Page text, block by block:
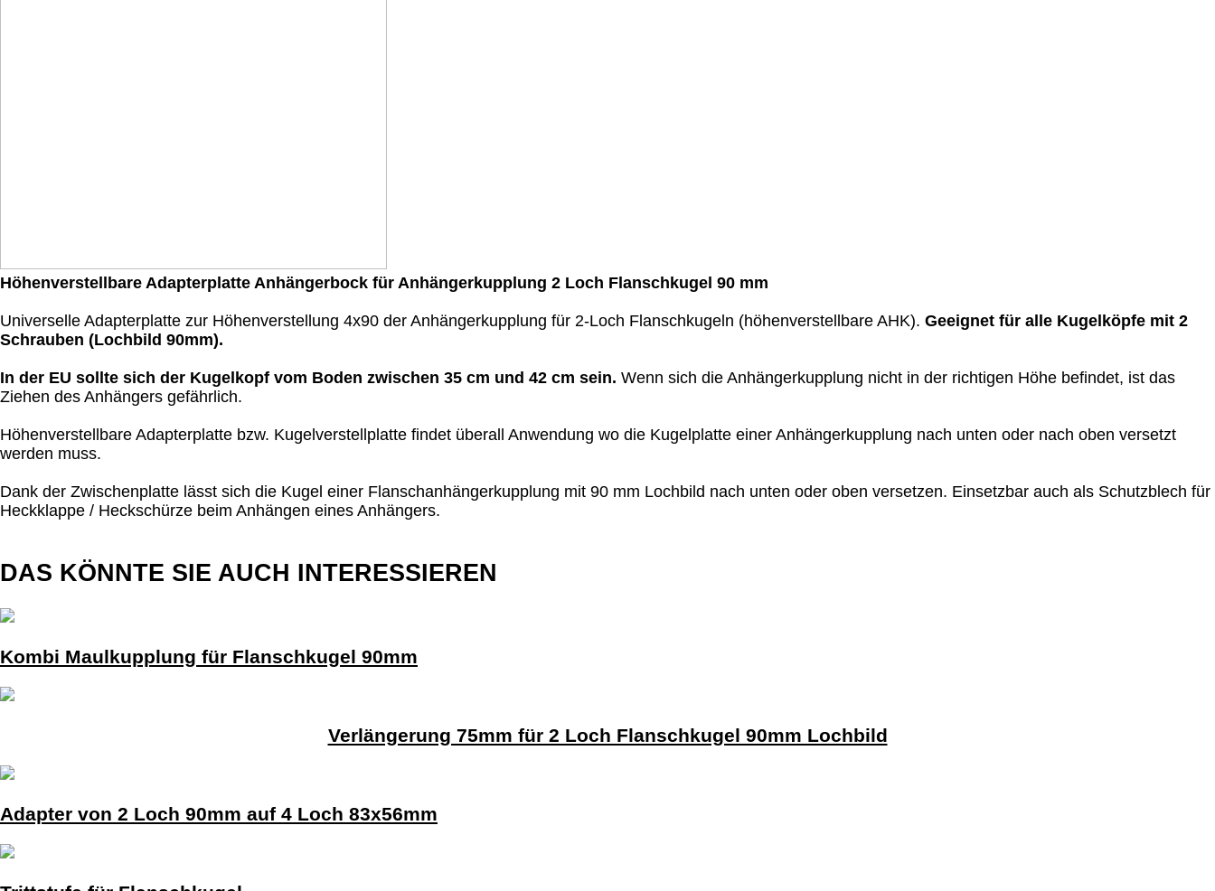
Höhenverstellbare Adapterplatte Anhängerbock für Anhängerkupplung 2 Loch Flanschkugel 90 mm
Universelle Adapterplatte zur Höhenverstellung 4x90 der Anhängerkupplung für 2-Loch Flanschkugeln (höhenverstellbare AHK). Geeignet für alle Kugelköpfe mit 2
Schrauben (Lochbild 90mm).
In der EU sollte sich der Kugelkopf vom Boden zwischen 35 cm und 42 cm sein. Wenn sich die Anhängerkupplung nicht in der richtigen Höhe befindet, ist das
Ziehen des Anhängers gefährlich.
Höhenverstellbare Adapterplatte bzw. Kugelverstellplatte findet überall Anwendung wo die Kugelplatte einer Anhängerkupplung nach unten oder nach oben versetzt
werden muss.
Dank der Zwischenplatte lässt sich die Kugel einer Flanschanhängerkupplung mit 90 mm Lochbild nach unten oder oben versetzen. Einsetzbar auch als Schutzblech für
Heckklappe / Heckschürze beim Anhängen eines Anhängers.
DAS KÖNNTE SIE AUCH INTERESSIEREN
Kombi Maulkupplung für Flanschkugel 90mm
Verlängerung 75mm für 2 Loch Flanschkugel 90mm Lochbild
Adapter von 2 Loch 90mm auf 4 Loch 83x56mm